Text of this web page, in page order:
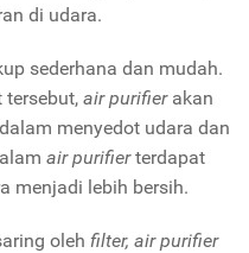
di udara.
sederhana dan mudah.
tersebut, air purifier akan
menyedot udara dan
air purifierterdapat
menjadi lebih bersih.
oleh filter, air purifier